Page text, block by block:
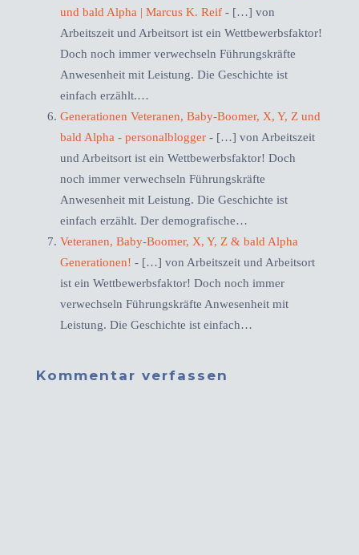
und bald Alpha | Marcus K. Reif- […] von
Arbeitszeit und Arbeitsort ist ein Wettbewerbsfaktor!
Doch noch immer verwechseln Führungskräfte
Anwesenheit mit Leistung. Die Geschichte ist
einfach erzählt.…
Generationen Veteranen, Baby-Boomer, X, Y, Z und
bald Alpha - personalblogger- […] von Arbeitszeit
und Arbeitsort ist ein Wettbewerbsfaktor! Doch
noch immer verwechseln Führungskräfte
Anwesenheit mit Leistung. Die Geschichte ist
einfach erzählt. Der demografische…
Veteranen, Baby-Boomer, X, Y, Z & bald Alpha
Generationen! - […] von Arbeitszeit und Arbeitsort
ist ein Wettbewerbsfaktor! Doch noch immer
verwechseln Führungskräfte Anwesenheit mit
Leistung. Die Geschichte ist einfach…
Kommentar verfassen